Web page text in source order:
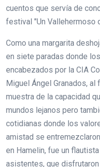
cuentos que servía de
festival "Un Vallehermoso
Como una margarita
en siete paradas donde
encabezados por la CIA
Miguel Ángel Granados,
muestra de la capacidad
mundos lejanos pero
cotidianas donde los
amistad se
en Hamelin, fue un
asistentes, que